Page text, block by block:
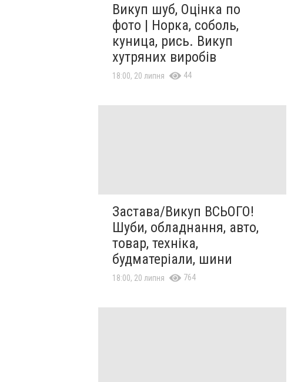
Викуп шуб, Оцінка по
фото | Норка, соболь,
куница, рись. Викуп
хутряних виробів
18:00, 20 липня 44
Застава/Викуп ВСЬОГО!
Шуби, обладнання, авто,
товар, техніка,
будматеріали, шини
18:00, 20 липня 764